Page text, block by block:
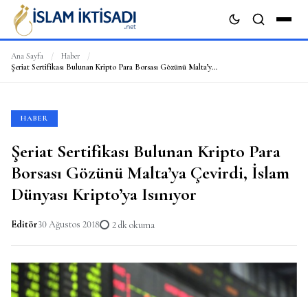
ARA
Ana Sayfa / Haber
/
Şeriat Sertifikası Bulunan Kripto Para Borsası Gözünü Malta’ya Çevirdi, İslam Dünyası Kripto’ya Isınıyor
HABER
Şeriat Sertifikası Bulunan Kripto Para
Borsası Gözünü Malta’ya Çevirdi, İslam
Dünyası Kripto’ya Isınıyor
Editör30 Ağustos 2018 2 dk okuma